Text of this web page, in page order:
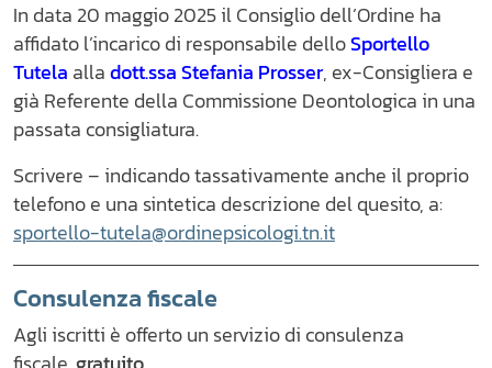
In data 20 maggio 2025 il Consiglio dell’Ordine ha
affidato l’incarico di responsabile delloSportello
Tutela alladott.ssa Stefania Prosser, ex-Consigliera e
già Referente della Commissione Deontologica in una
passata consigliatura.
Scrivere – indicando tassativamente anche il proprio
telefono e una sintetica descrizione del quesito, a:
sportello-tutela@ordinepsicologi.tn.it
Consulenza fiscale
Agli iscritti è offerto un servizio di consulenza